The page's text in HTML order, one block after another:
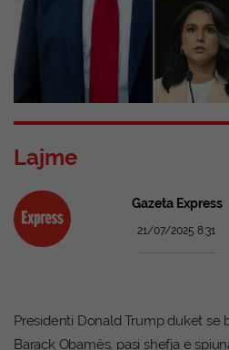
Lajme
Gazeta Express
21/07/2025 8:31
Presidenti Donald Trump duket se
Barack Obamës, pasi shefja e